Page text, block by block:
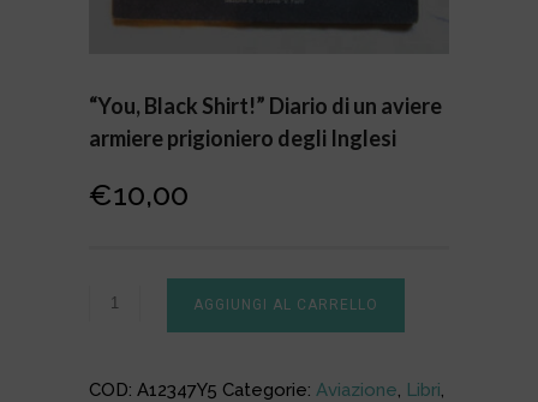
“You, Black Shirt!” Diario di un aviere
armiere prigioniero degli Inglesi
€10,00
AGGIUNGI AL CARRELLO
COD: A12347Y5 Categorie: Aviazione, Libri,